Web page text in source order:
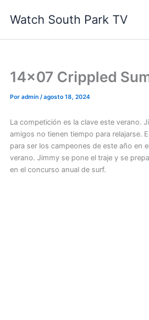
Watch South Park TV
14×07 Crippled
Por admin /agosto 18, 2024
La competición es la clave este verano.
amigos no tienen tiempo para relajarse.
para ser los campeones de este año en
verano. Jimmy se pone el traje y se
en el concurso anual de surf.